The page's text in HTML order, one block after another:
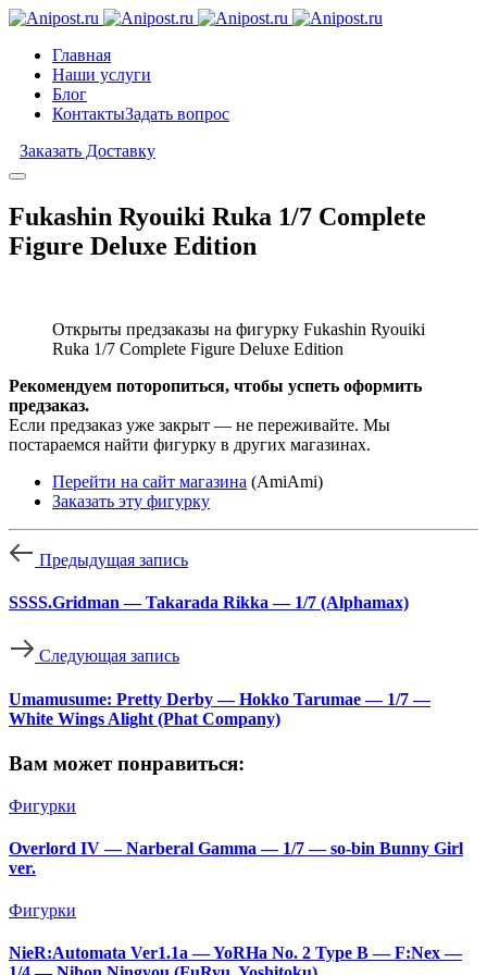
Главная
Наши услуги
Блог
КонтактыЗадать вопрос
Заказать Доставку
Fukashin Ryouiki Ruka 1/7 Complete
Figure Deluxe Edition
Открыты предзаказы на фигурку Fukashin Ryouiki
Ruka 1/7 Complete Figure Deluxe Edition
Рекомендуем поторопиться, чтобы успеть оформить
предзаказ.
Если предзаказ уже закрыт — не переживайте. Мы
постараемся найти фигурку в других магазинах.
Перейти на сайт магазина (AmiAmi)
Заказать эту фигурку
Предыдущая запись
SSSS.Gridman — Takarada Rikka — 1/7 (Alphamax)
Следующая запись
Umamusume: Pretty Derby — Hokko Tarumae — 1/7 —
White Wings Alight (Phat Company)
Вам может понравиться:
Фигурки
Overlord IV — Narberal Gamma — 1/7 — so-bin Bunny Girl
ver.
Фигурки
NieR:Automata Ver1.1a — YoRHa No. 2 Type B — F:Nex —